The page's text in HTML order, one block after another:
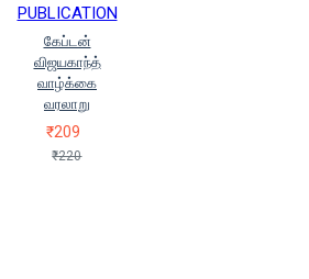
PUBLICATION
கேப்டன்
விஜயகாந்த்
வாழ்க்கை
வரலாறு
₹209
₹220